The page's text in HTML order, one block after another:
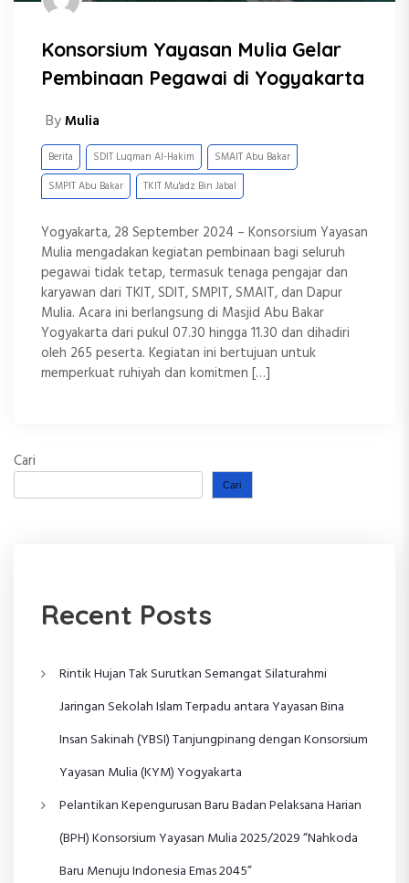
Konsorsium Yayasan Mulia Gelar
Pembinaan Pegawai di Yogyakarta
ByMulia
Berita SDIT Luqman Al-Hakim
SMAIT Abu Bakar
SMPIT Abu Bakar
TKIT Mu'adz Bin Jabal
Yogyakarta, 28 September 2024 – Konsorsium Yayasan
Mulia mengadakan kegiatan pembinaan bagi seluruh
pegawai tidak tetap, termasuk tenaga pengajar dan
karyawan dari TKIT, SDIT, SMPIT, SMAIT, dan Dapur
Mulia. Acara ini berlangsung di Masjid Abu Bakar
Yogyakarta dari pukul 07.30 hingga 11.30 dan dihadiri
oleh 265 peserta. Kegiatan ini bertujuan untuk
memperkuat ruhiyah dan komitmen […]
Cari
Cari
Recent Posts
Rintik Hujan Tak Surutkan Semangat Silaturahmi
Jaringan Sekolah Islam Terpadu antara Yayasan Bina
Insan Sakinah (YBSI) Tanjungpinang dengan Konsorsium
Yayasan Mulia (KYM) Yogyakarta
Pelantikan Kepengurusan Baru Badan Pelaksana Harian
(BPH) Konsorsium Yayasan Mulia 2025/2029 “Nahkoda
Baru Menuju Indonesia Emas 2045”